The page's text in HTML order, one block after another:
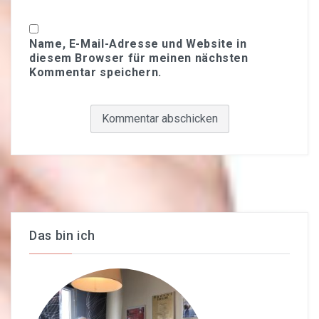
Name, E-Mail-Adresse und Website in
diesem Browser für meinen nächsten
Kommentar speichern.
Das bin ich